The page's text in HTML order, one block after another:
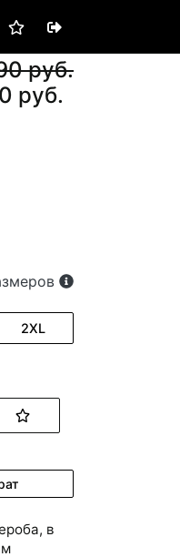
руб.
руб.
2XL
в